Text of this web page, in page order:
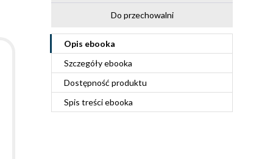
Do przechowalni
Opis ebooka
Szczegółyebooka
Dostępność produktu
Spis treściebooka